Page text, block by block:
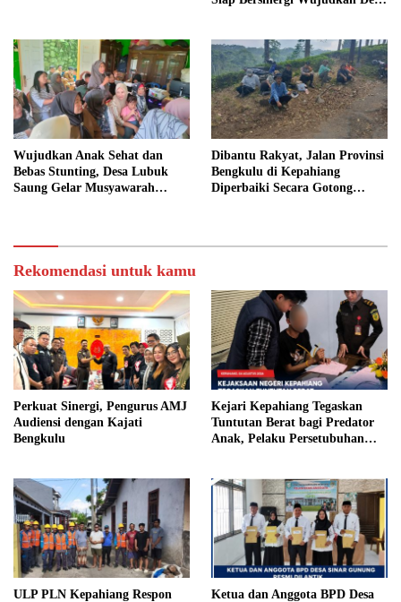
Wujudkan Anak Sehat dan
Bebas Stunting, Desa Lubuk
Saung Gelar Musyawarah
Dibantu Rakyat, Jalan Provinsi
Bengkulu di Kepahiang
Diperbaiki Secara Gotong
Rekomendasi untuk kamu
Perkuat Sinergi, Pengurus AMJ
Audiensi dengan Kajati
Bengkulu
Kejari Kepahiang Tegaskan
Tuntutan Berat bagi Predator
Anak, Pelaku Persetubuhan
Penjara
ULP PLN Kepahiang Respon
Ketua dan Anggota BPD Desa